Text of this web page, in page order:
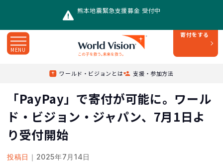
熊本地震緊急支援募金 受付中
寄付をする
MENU
ワールド・ビジョンとは 支援・参加方法
プレスリリース
「PayPay」で寄付が可能に。ワール
ド・ビジョン・ジャパン、7月1日よ
り受付開始
投稿日 ｜2025年7月14日